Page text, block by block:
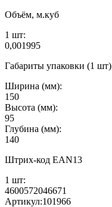
Объём, м.куб
1 шт:
0,001995
Габариты упаковки (1 шт)
Ширина (мм):
150
Высота (мм):
95
Глубина (мм):
140
Штрих-код EAN13
1 шт:
4600572046671
Артикул:101966